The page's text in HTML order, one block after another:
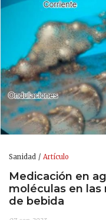
Sanidad Artículo
Medicación en
moléculas en las
de bebida